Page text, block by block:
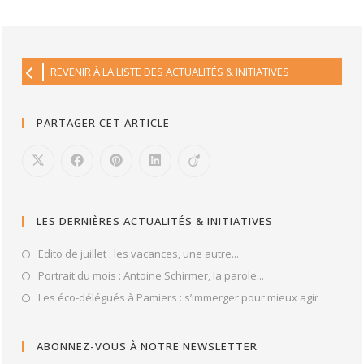
REVENIR À LA LISTE DES ACTUALITÉS & INITIATIVES
PARTAGER CET ARTICLE
LES DERNIÈRES ACTUALITÉS & INITIATIVES
Edito de juillet : les vacances, une autre...
Portrait du mois : Antoine Schirmer, la parole...
Les éco-délégués à Pamiers : s’immerger pour mieux agir
ABONNEZ-VOUS À NOTRE NEWSLETTER